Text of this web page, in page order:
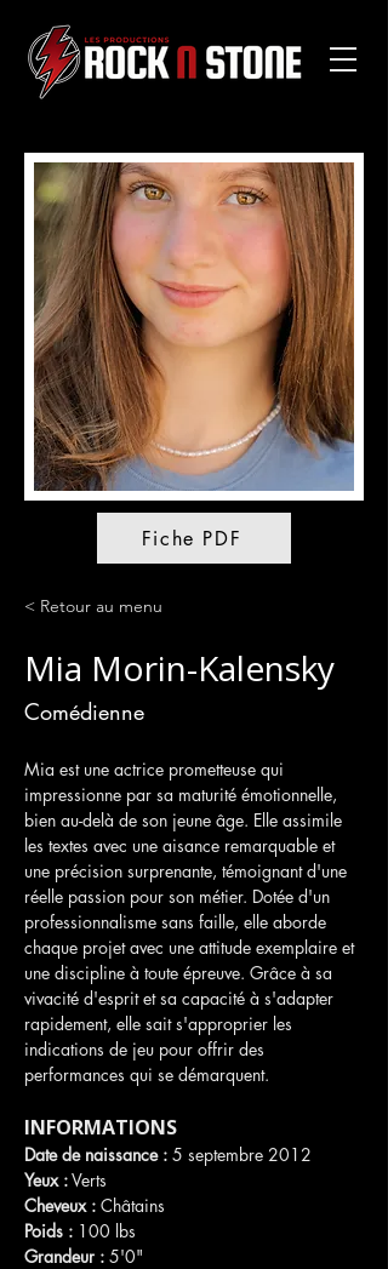
Fiche PDF
< Retour au menu
Mia Morin-Kalensky
Comédienne
Mia est une actrice prometteuse qui
impressionne par sa maturité émotionnelle,
bien au-delà de son jeune âge. Elle assimile
les textes avec une aisance remarquable et
une précision surprenante, témoignant d'une
réelle passion pour son métier. Dotée d'un
professionnalisme sans faille, elle aborde
chaque projet avec une attitude exemplaire et
une discipline à toute épreuve. Grâce à sa
vivacité d'esprit et sa capacité à s'adapter
rapidement, elle sait s'approprier les
indications de jeu pour offrir des
performances qui se démarquent.
INFORMATIONS
Date de naissance : 5 septembre 2012
Yeux : Verts
Cheveux : Châtains
Poids : 100 lbs
Grandeur : 5'0"